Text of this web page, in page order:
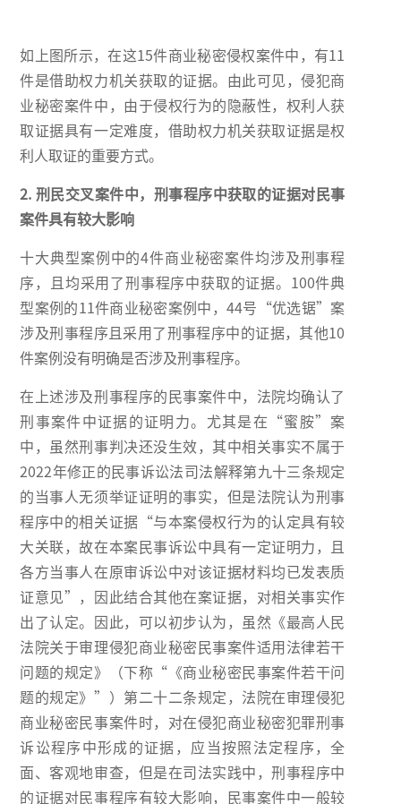
如上图所示，在这15件商业秘密侵权案件中，有11
件是借助权力机关获取的证据。由此可见，侵犯商
业秘密案件中，由于侵权行为的隐蔽性，权利人获
取证据具有一定难度，借助权力机关获取证据是权
利人取证的重要方式。
2. 刑民交叉案件中，刑事程序中获取的证据对民事
案件具有较大影响
十大典型案例中的4件商业秘密案件均涉及刑事程
序，且均采用了刑事程序中获取的证据。100件典
型案例的11件商业秘密案例中，44号“优选锯”案
涉及刑事程序且采用了刑事程序中的证据，其他10
件案例没有明确是否涉及刑事程序。
在上述涉及刑事程序的民事案件中，法院均确认了
刑事案件中证据的证明力。尤其是在“蜜胺”案
中，虽然刑事判决还没生效，其中相关事实不属于
2022年修正的民事诉讼法司法解释第九十三条规定
的当事人无须举证证明的事实，但是法院认为刑事
程序中的相关证据“与本案侵权行为的认定具有较
大关联，故在本案民事诉讼中具有一定证明力，且
各方当事人在原审诉讼中对该证据材料均已发表质
证意见”，因此结合其他在案证据，对相关事实作
出了认定。因此，可以初步认为，虽然《最高人民
法院关于审理侵犯商业秘密民事案件适用法律若干
问题的规定》（下称“《商业秘密民事案件若干问
题的规定》”）第二十二条规定，法院在审理侵犯
商业秘密民事案件时，对在侵犯商业秘密犯罪刑事
诉讼程序中形成的证据，应当按照法定程序，全
面、客观地审查，但是在司法实践中，刑事程序中
的证据对民事程序有较大影响，民事案件中一般较